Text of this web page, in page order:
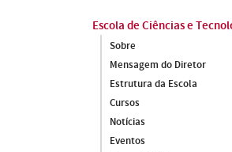
Escola de Ciências e
Sobre
Mensagem do Diretor
Estrutura da Escola
Cursos
Notícias
Eventos